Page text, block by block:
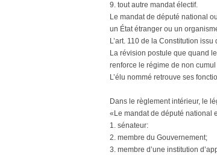
9. tout autre mandat électif.
Le mandat de député national
un État étranger ou un
L’art. 110 de la Constitution
La révision postule que quand
renforce le régime de non
L’élu nommé retrouve ses
Dans le règlement intérieur, le
«Le mandat de député national
1. sénateur:
2. membre du Gouvernement;
3. membre d’une institution